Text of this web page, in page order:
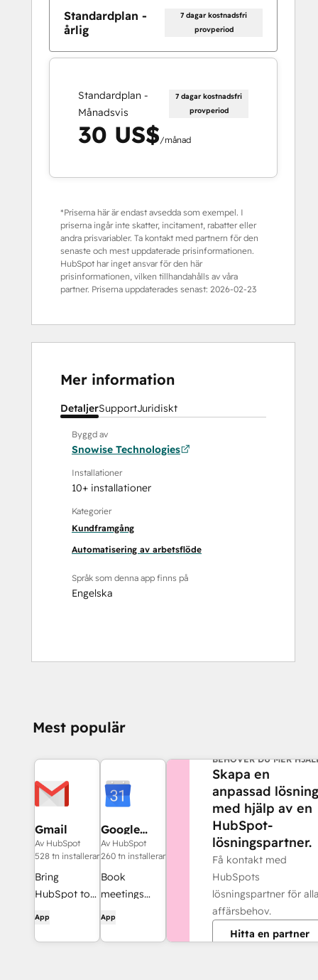
Standardplan -
årlig
7 dagar kostnadsfri
provperiod
Standardplan -
Månadsvis
7 dagar kostnadsfri
provperiod
30 US$/månad
*Priserna här är endast avsedda som exempel. I
priserna ingår inte skatter, incitament, rabatter eller
andra prisvariabler. Ta kontakt med partnern för den
senaste och mest uppdaterade prisinformationen.
HubSpot har inget ansvar för den här
prisinformationen, vilken tillhandahålls av våra
partner. Priserna uppdaterades senast: 2026-02-23
Mer information
DetaljerSupportJuridiskt
Byggd av
Snowise Technologies
Installationer
10+ installationer
Kategorier
Kundframgång
Automatisering av arbetsflöde
Språk som denna app finns på
Engelska
Mest populär
Gmail
Av HubSpot
528 tn installerar
Bring
HubSpot to
HubSpot
App
Google
Calendar
Av HubSpot
260 tn installerar
Book
meetings
HubSpot and
App
BEHÖVER DU MER
Skapa en
anpassad lösning
med hjälp av en
HubSpot-
lösningspartner.
Få kontakt med
HubSpots
lösningspartner för
affärsbehov.
Hitta en partner